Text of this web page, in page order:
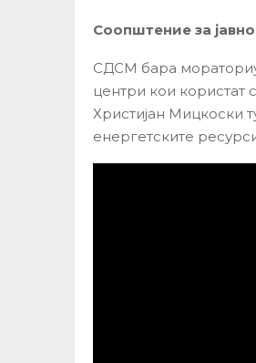
Соопштение за
СДСМ бара
центри кои користат
Христијан Мицкоски
енергетските